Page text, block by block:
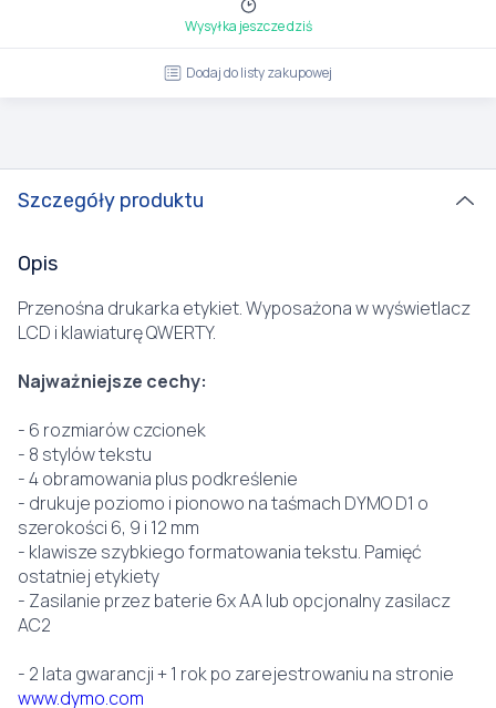
Wysyłka jeszcze dziś
Dodaj do listy zakupowej
Szczegóły produktu
Opis
Przenośna drukarka etykiet. Wyposażona w wyświetlacz
LCD i klawiaturę QWERTY.
Najważniejsze cechy:
- 6 rozmiarów czcionek
- 8 stylów tekstu
- 4 obramowania plus podkreślenie
- drukuje poziomo i pionowo na taśmach DYMO D1 o
szerokości 6, 9 i 12 mm
- klawisze szybkiego formatowania tekstu. Pamięć
ostatniej etykiety
- Zasilanie przez baterie 6x AA lub opcjonalny zasilacz
AC2
- 2 lata gwarancji + 1 rok po zarejestrowaniu na stronie
www.dymo.com